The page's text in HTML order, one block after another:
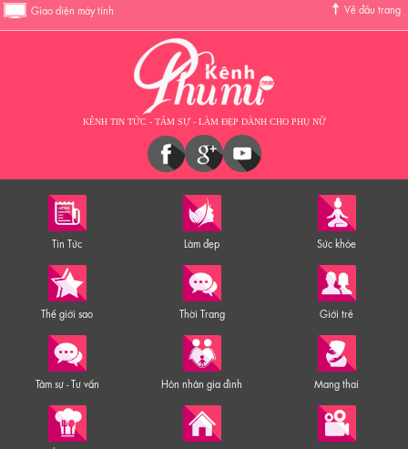
Giao diện máy tính Về đầu trang
KÊNH TIN TỨC - TÂM SỰ - LÀM ĐẸP DÀNH CHO PHỤ NỮ
Tin Tức Làm đẹp Sức khỏe
Thế giới sao Thời Trang Giới trẻ
Tâm sự - Tư vấn Hôn nhân gia đình Mang thai